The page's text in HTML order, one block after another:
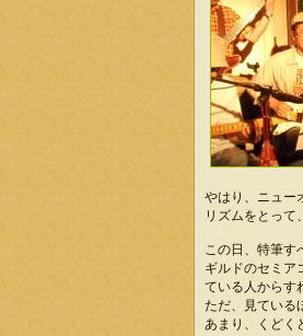
やはり、ニュー
リズムをとって
この日、特筆す
ギルドのセミア
ている人からす
ただ、見ている
あまり、くどく